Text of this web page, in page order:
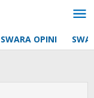
SWARA OPINI